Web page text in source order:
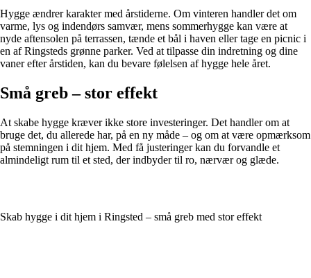
Hygge ændrer karakter med årstiderne. Om vinteren handler det om
varme, lys og indendørs samvær, mens sommerhygge kan være at
nyde aftensolen på terrassen, tænde et bål i haven eller tage en picnic i
en af Ringsteds grønne parker. Ved at tilpasse din indretning og dine
vaner efter årstiden, kan du bevare følelsen af hygge hele året.
Små greb – stor effekt
At skabe hygge kræver ikke store investeringer. Det handler om at
bruge det, du allerede har, på en ny måde – og om at være opmærksom
på stemningen i dit hjem. Med få justeringer kan du forvandle et
almindeligt rum til et sted, der indbyder til ro, nærvær og glæde.
Skab hygge i dit hjem i Ringsted – små greb med stor effekt